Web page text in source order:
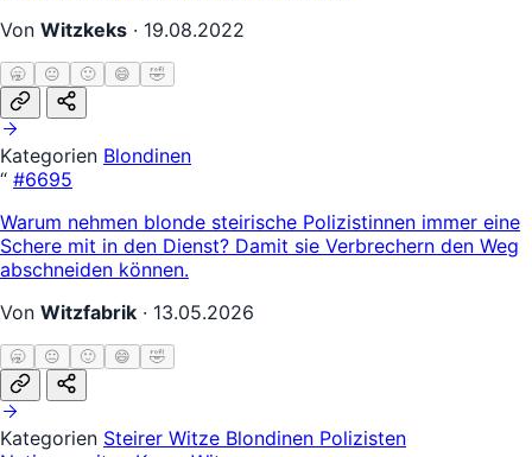
Von Witzkeks · 19.08.2022
🥱 😐 🙂 😄 🤣
Kategorien Blondinen
“ #6695
Warum nehmen blonde steirische Polizistinnen immer eine
Schere mit in den Dienst? Damit sie Verbrechern den Weg
abschneiden können.
Von Witzfabrik · 13.05.2026
🥱 😐 🙂 😄 🤣
Kategorien Steirer Witze Blondinen Polizisten